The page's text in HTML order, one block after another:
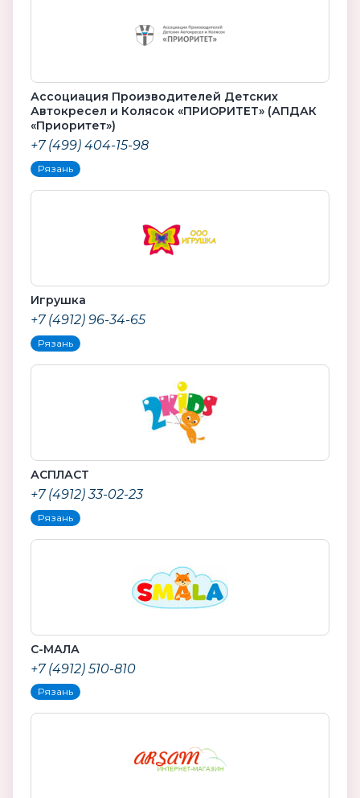
Ассоциация Производителей Детских
Автокресел и Колясок «ПРИОРИТЕТ» (АПДАК
«Приоритет»)
+7 (499) 404-15-98
Рязань
Игрушка
+7 (4912) 96-34-65
Рязань
АСПЛАСТ
+7 (4912) 33-02-23
Рязань
С-МАЛА
+7 (4912) 510-810
Рязань